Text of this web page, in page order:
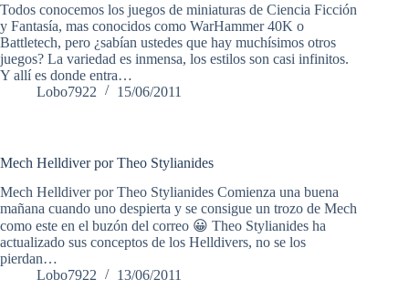
Todos conocemos los juegos de miniaturas de Ciencia Ficción
y Fantasía, mas conocidos como WarHammer 40K o
Battletech, pero ¿sabían ustedes que hay muchísimos otros
juegos? La variedad es inmensa, los estilos son casi infinitos.
Y allí es donde entra…
Lobo7922
15/06/2011
Mech Helldiver por Theo Stylianides
Mech Helldiver por Theo Stylianides Comienza una buena
mañana cuando uno despierta y se consigue un trozo de Mech
como este en el buzón del correo 😀 Theo Stylianides ha
actualizado sus conceptos de los Helldivers, no se los
pierdan…
Lobo7922
13/06/2011